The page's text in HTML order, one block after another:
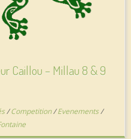
Caillou – Millau 8 & 9
/Competition/Evenements/